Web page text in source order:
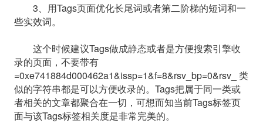
3、用Tags页面优化长尾词或者第二阶梯的短词和一
些实效词。
这个时候建议Tags做成静态或者是方便搜索引擎收
录的页面，不要带有
=0xe741884d000462a1&issp=1&f=8&rsv_bp=0&rsv_ 类
似的字符串都是可以方便收录的。Tags把属于同一类或
者相关的文章都聚合在一切，可想而知当前Tags标签页
面与该Tags标签相关度是非常完美的。